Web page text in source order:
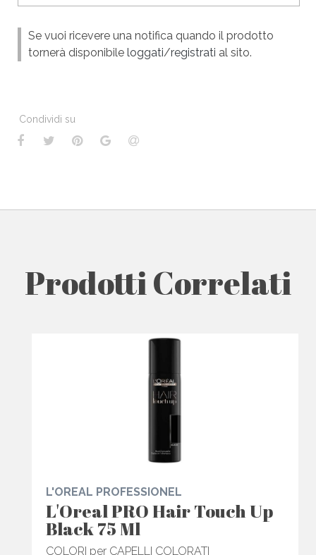
Se vuoi ricevere una notifica quando il prodotto
tornerà disponibile loggati/registrati al sito.
Condividi su
Prodotti Correlati
L'OREAL PROFESSIONEL
L'Oreal PRO Hair Touch Up
Black 75 Ml
COLORI per CAPELLI COLORATI